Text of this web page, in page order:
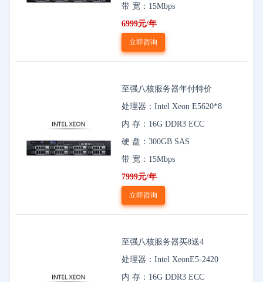
带 宽：15Mbps
6999元/年
立即咨询
至强八核服务器年付特价
处理器：Intel Xeon E5620*8
内 存：16G DDR3 ECC
硬 盘：300GB SAS
带 宽：15Mbps
7999元/年
立即咨询
至强八核服务器买8送4
处理器：Intel XeonE5-2420
内 存：16G DDR3 ECC